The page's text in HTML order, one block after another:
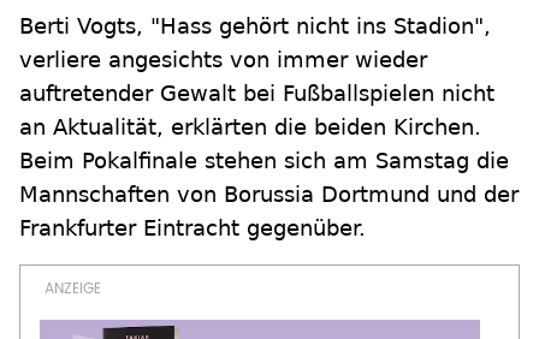
Berti Vogts, "Hass gehört nicht ins Stadion",
verliere angesichts von immer wieder
auftretender Gewalt bei Fußballspielen nicht
an Aktualität, erklärten die beiden Kirchen.
Beim Pokalfinale stehen sich am Samstag die
Mannschaften von Borussia Dortmund und der
Frankfurter Eintracht gegenüber.